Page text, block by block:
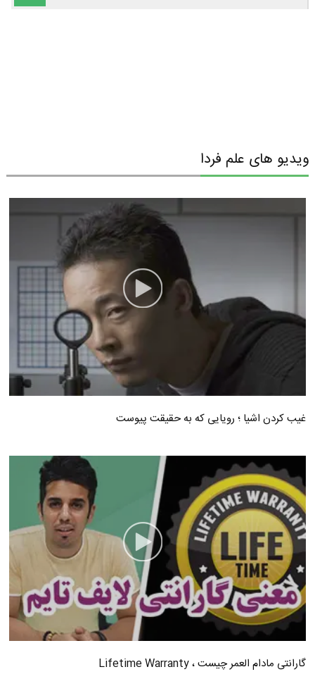
ویدیو های علم فردا
غیب کردن اشیا ؛ رویایی که به حقیقت پیوست
گارانتی مادام العمر چیست ، Lifetime Warranty